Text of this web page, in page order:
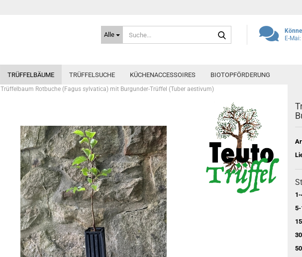
Alle
E-
TRÜFFELBÄUME TRÜFFELSUCHE KÜCHENACCESSOIRES BIOTOPFÖRDERUNG
Trüffelbaum Rotbuche (Fagus sylvatica) mit Burgunder-Trüffel (Tuber aestivum)
5-